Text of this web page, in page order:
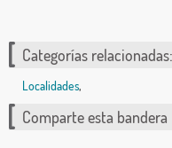
Categorías relacionadas:
Localidades,
Comparte esta bandera